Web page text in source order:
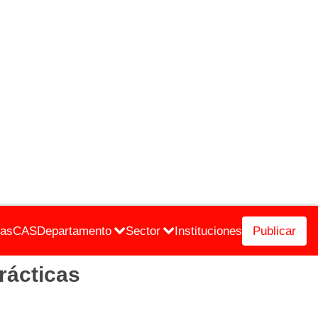
CASDepartamento Sector Instituciones Publicar